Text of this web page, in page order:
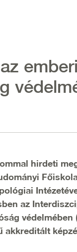
emberi
hirdeti
az
védelmében
akkreditált